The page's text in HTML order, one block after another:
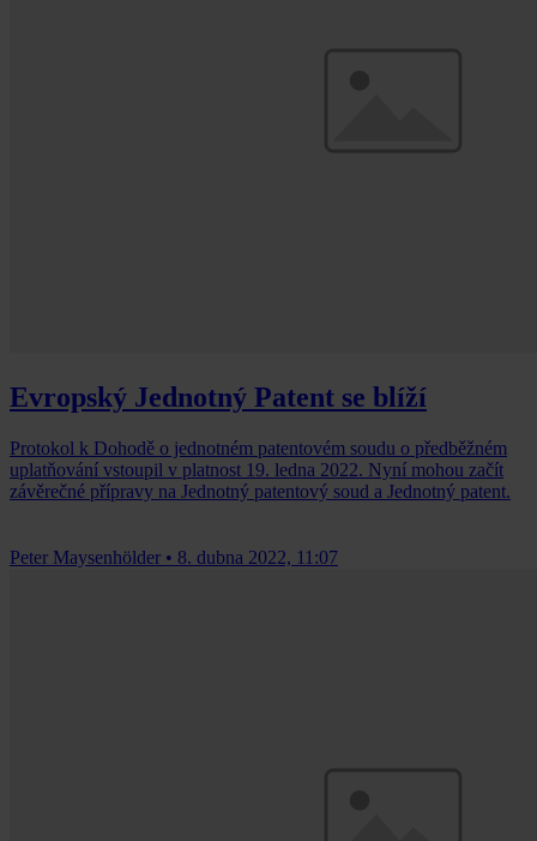
Evropský Jednotný Patent se blíží
Protokol k Dohodě o jednotném patentovém soudu o předběžném
uplatňování vstoupil v platnost 19. ledna 2022. Nyní mohou začít
závěrečné přípravy na Jednotný patentový soud a Jednotný patent.
Peter Maysenhölder • 8. dubna 2022, 11:07